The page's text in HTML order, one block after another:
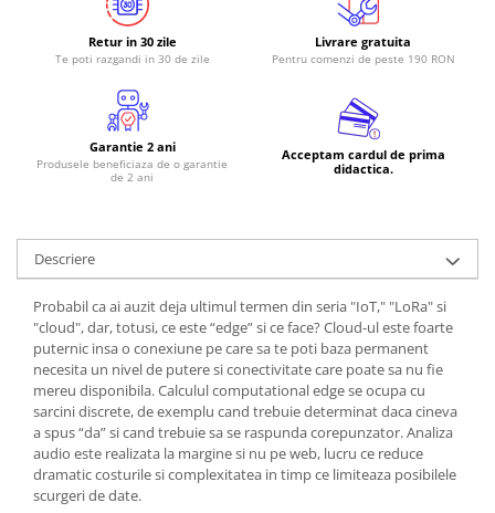
Breadboard
Cabluri
Sticker
Condensatoare
Generale
LED
Microcontrollere AVR
PCB - Placute Circuit
Rezistoare
Creion 3D 3Doodler
Imprimante 3D
Retur in 30 zile
Te poti razgandi in 30 de zile
Livrare gratuita
Pentru comenzi de peste 190 RON
Garantie 2 ani
Produsele beneficiaza de o garantie
de 2 ani
Acceptam cardul de prima
didactica.
Descriere
Probabil ca ai auzit deja ultimul termen din seria "IoT," "LoRa" si
"cloud", dar, totusi, ce este “edge” si ce face? Cloud-ul este foarte
puternic insa o conexiune pe care sa te poti baza permanent
necesita un nivel de putere si conectivitate care poate sa nu fie
mereu disponibila. Calculul computational edge se ocupa cu
sarcini discrete, de exemplu cand trebuie determinat daca cineva
a spus “da” si cand trebuie sa se raspunda corepunzator. Analiza
audio este realizata la margine si nu pe web, lucru ce reduce
dramatic costurile si complexitatea in timp ce limiteaza posibilele
scurgeri de date.